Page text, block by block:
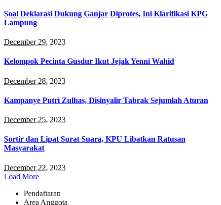
Soal Deklarasi Dukung Ganjar Diprotes, Ini Klarifikasi KPG
Lampung
December 29, 2023
Kelompok Pecinta Gusdur Ikut Jejak Yenni Wahid
December 28, 2023
Kampanye Putri Zulhas, Disinyalir Tabrak Sejumlah Aturan
December 25, 2023
Sortir dan Lipat Surat Suara, KPU Libatkan Ratusan
Masyarakat
December 22, 2023
Load More
Pendaftaran
Area Anggota